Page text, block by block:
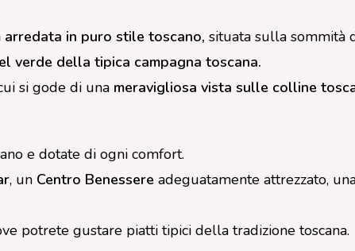
arredata in puro stile toscano, situata sulla sommità
verde della tipica campagna toscana.
si gode di una meravigliosa vista sulle colline
e dotate di ogni comfort.
, un Centro Benessere adeguatamente attrezzato,
potrete gustare piatti tipici della tradizione toscana.